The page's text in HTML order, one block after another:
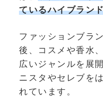
ているハイブラン
ファッションブラ
後、コスメや香水
広いジャンルを展
ニスタやセレブを
れています。